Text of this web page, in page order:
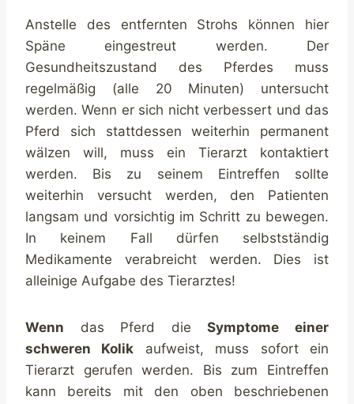
Anstelle des entfernten Strohs können hier
Späne eingestreut werden. Der
Gesundheitszustand des Pferdes muss
regelmäßig (alle 20 Minuten) untersucht
werden. Wenn er sich nicht verbessert und das
Pferd sich stattdessen weiterhin permanent
wälzen will, muss ein Tierarzt kontaktiert
werden. Bis zu seinem Eintreffen sollte
weiterhin versucht werden, den Patienten
langsam und vorsichtig im Schritt zu bewegen.
In keinem Fall dürfen selbstständig
Medikamente verabreicht werden. Dies ist
alleinige Aufgabe des Tierarztes!
Wenn das Pferd dieSymptome einer
schweren Kolik aufweist, muss sofort ein
Tierarzt gerufen werden. Bis zum Eintreffen
kann bereits mit den oben beschriebenen